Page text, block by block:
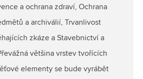
a ochrana zdraví, Ochrana
a archiválií, Trvanlivost
zkáze a Stavebnictví a
většina vrstev tvořících
elementy se bude vyrábět